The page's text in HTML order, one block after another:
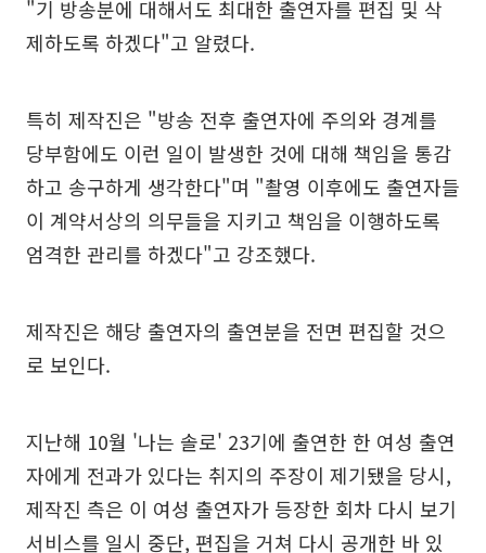
"기 방송분에 대해서도 최대한 출연자를 편집 및 삭
제하도록 하겠다"고 알렸다.
특히 제작진은 "방송 전후 출연자에 주의와 경계를
당부함에도 이런 일이 발생한 것에 대해 책임을 통감
하고 송구하게 생각한다"며 "촬영 이후에도 출연자들
이 계약서상의 의무들을 지키고 책임을 이행하도록
엄격한 관리를 하겠다"고 강조했다.
제작진은 해당 출연자의 출연분을 전면 편집할 것으
로 보인다.
지난해 10월 '나는 솔로' 23기에 출연한 한 여성 출연
자에게 전과가 있다는 취지의 주장이 제기됐을 당시,
제작진 측은 이 여성 출연자가 등장한 회차 다시 보기
서비스를 일시 중단, 편집을 거쳐 다시 공개한 바 있